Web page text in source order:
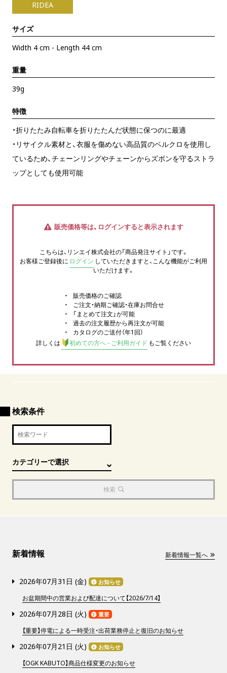
RIDEA
サイズ
Width 4 cm - Length 44 cm
重量
39g
特徴
・折りたたみ自転車を折りたたんだ状態に保つのに最適
・リサイクル素材と、衣服を傷めない高品質のベルクロを使用し
ているため、チェーンリングやチェーンからズボンを守るストラ
ップとしても使用可能
販売価格等は、ログインすると表示されます
こちらは、リンエイ株式会社の「商品発注サイト」です。
お客様ご登録後に ログイン していただきますと、こんな機能がご利用
いただけます。
販売価格のご確認
ご注文・納期ご確認・在庫お問合せ
「まとめて注文」が可能
過去の注文履歴から再注文が可能
カタログのご送付（年1回）
詳しくは
初めての方へ - ご利用ガイド もご覧ください
検索条件
検索
新着情報 新着情報一覧へ
2026年07月31日 (金) お知らせ
お盆期間中の営業および配達について【2026/7/14】
2026年07月28日 (火) 重要
【重要】停電による一時受注・出荷業務停止と復旧のお知らせ
2026年07月21日 (火) お知らせ
【OGK KABUTO】商品仕様変更のお知らせ